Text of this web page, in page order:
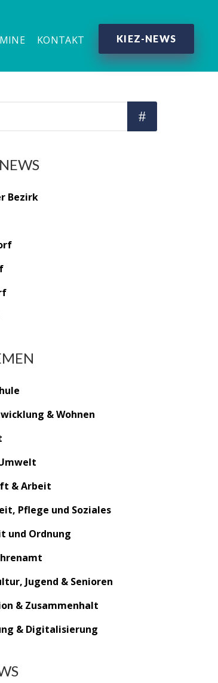
KONTAKT KIEZ-NEWS
Bezirk
& Wohnen
& Arbeit
Pflege und Soziales
und Ordnung
Jugend & Senioren
& Zusammenhalt
& Digitalisierung